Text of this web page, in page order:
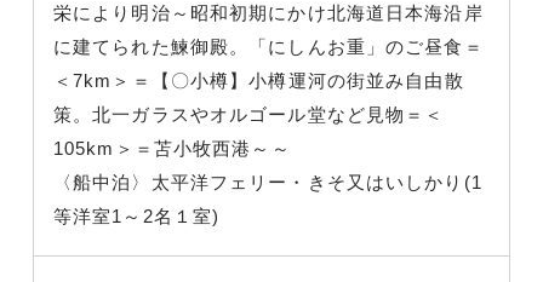
栄により明治～昭和初期にかけ北海道日本海沿岸
に建てられた鰊御殿。「にしんお重」のご昼食＝
＜7km＞＝【〇小樽】小樽運河の街並み自由散
策。北一ガラスやオルゴール堂など見物＝＜
105km＞＝苫小牧西港～～
〈船中泊〉太平洋フェリー・きそ又はいしかり(1
等洋室1～2名１室)